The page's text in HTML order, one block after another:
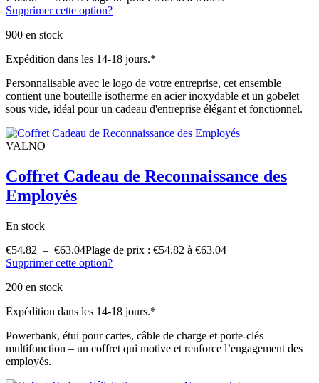
Supprimer cette option?
900 en stock
Expédition dans les 14-18 jours.*
Personnalisable avec le logo de votre entreprise, cet ensemble
contient une bouteille isotherme en acier inoxydable et un gobelet
sous vide, idéal pour un cadeau d'entreprise élégant et fonctionnel.
VALNO
Coffret Cadeau de Reconnaissance des
Employés
En stock
€54.82 – €63.04Plage de prix : €54.82 à €63.04
Supprimer cette option?
200 en stock
Expédition dans les 14-18 jours.*
Powerbank, étui pour cartes, câble de charge et porte-clés
multifonction – un coffret qui motive et renforce l’engagement des
employés.